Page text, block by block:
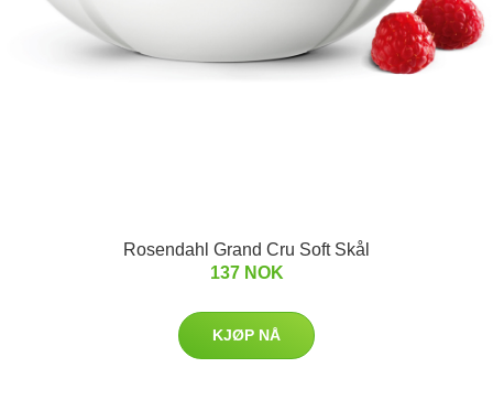
Rosendahl Grand Cru Soft Skål
137 NOK
KJØP NÅ